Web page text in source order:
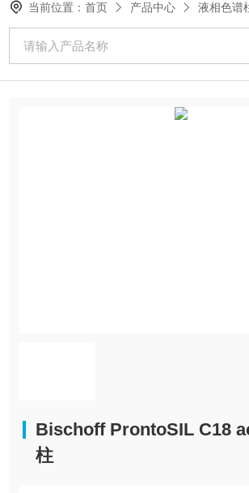
当前位置：首页 产品中心 液相色谱
Bischoff ProntoSIL C18
柱